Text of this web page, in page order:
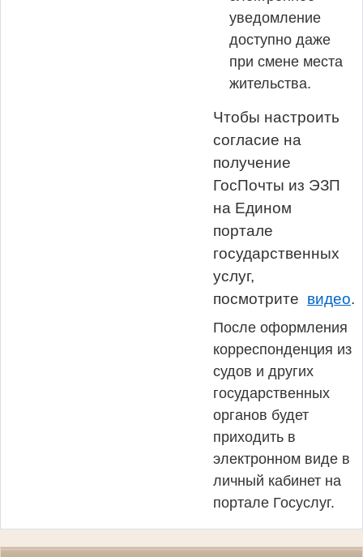
уведомление
доступно даже
при смене места
жительства.
Чтобы настроить
согласие на
получение
ГосПочты из ЭЗП
на Едином
портале
государственных
услуг,
посмотрите видео.
После оформления
корреспонденция из
судов и других
государственных
органов будет
приходить в
электронном виде в
личный кабинет на
портале Госуслуг.